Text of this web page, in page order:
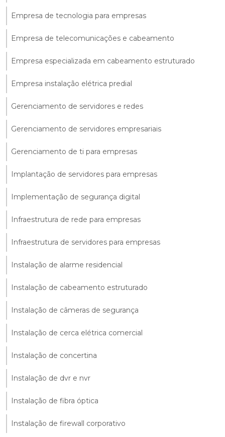
Empresa de tecnologia para empresas
Empresa de telecomunicações e cabeamento
Empresa especializada em cabeamento estruturado
Empresa instalação elétrica predial
Gerenciamento de servidores e redes
Gerenciamento de servidores empresariais
Gerenciamento de ti para empresas
Implantação de servidores para empresas
Implementação de segurança digital
Infraestrutura de rede para empresas
Infraestrutura de servidores para empresas
Instalação de alarme residencial
Instalação de cabeamento estruturado
Instalação de câmeras de segurança
Instalação de cerca elétrica comercial
Instalação de concertina
Instalação de dvr e nvr
Instalação de fibra óptica
Instalação de firewall corporativo